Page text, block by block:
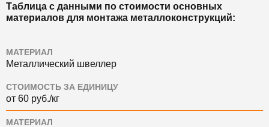
Таблица с данными по стоимости основных
материалов для монтажа металлоконструкций:
МАТЕРИАЛ
Металлический швеллер
СТОИМОСТЬ ЗА ЕДИНИЦУ
от 60 руб./кг
МАТЕРИАЛ